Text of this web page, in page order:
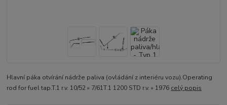
Hlavní páka otvírání nádrže paliva (ovládání z interiéru vozu).Operating
rod for fuel tap.T.1 r.v. 10/52 » 7/61T.1 1200 STD r.v. » 1976 celý popis